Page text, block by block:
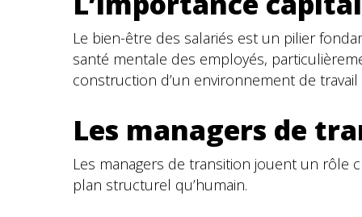
Le bien-être des salariés est un pilier
santé mentale des employés,
construction d’un environnement de travail
Les managers de
Les managers de transition jouent un rôle
plan structurel qu’humain.